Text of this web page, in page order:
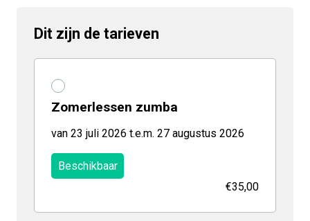
Dit zijn de tarieven
Zomerlessen zumba
van 23 juli 2026 t.e.m. 27 augustus 2026
Beschikbaar
€35,00